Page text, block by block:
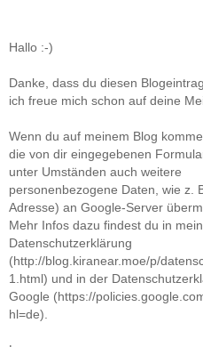
Hallo :-)
Danke, dass du diesen
ich freue mich schon auf deine
Wenn du auf meinem Blog
die von dir eingegebenen
unter Umständen auch weitere
personenbezogene Daten, wie z.
Adresse) an Google-Server
Mehr Infos dazu findest du in
Datenschutzerklärung
(http://blog.kiranear.moe/p/
1.html) und in der
Google (https://
hl=de).